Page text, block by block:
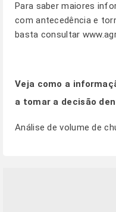
Para saber maiores
com antecedência e
basta consultar
Veja como a
a tomar a decisão
Análise de volume de